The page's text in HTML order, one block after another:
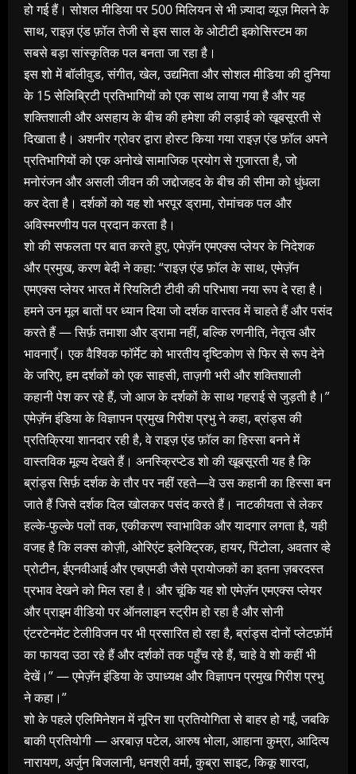
हो गई हैं। सोशल मीडिया पर 500 मिलियन से भी ज़्यादा व्यूज़ मिलने के
साथ, राइज़ एंड फ़ॉल तेजी से इस साल के ओटीटी इकोसिस्टम का
सबसे बड़ा सांस्कृतिक पल बनता जा रहा है।
इस शो में बॉलीवुड, संगीत, खेल, उद्यमिता और सोशल मीडिया की दुनिया
के 15 सेलिब्रिटी प्रतिभागियों को एक साथ लाया गया है और यह
शक्तिशाली और असहाय के बीच की हमेशा की लड़ाई को खूबसूरती से
दिखाता है। अशनीर ग्रोवर द्वारा होस्ट किया गया राइज़ एंड फ़ॉल अपने
प्रतिभागियों को एक अनोखे सामाजिक प्रयोग से गुजारता है, जो
मनोरंजन और असली जीवन की जद्दोजहद के बीच की सीमा को धुंधला
कर देता है। दर्शकों को यह शो भरपूर ड्रामा, रोमांचक पल और
अविस्मरणीय पल प्रदान करता है।
शो की सफलता पर बात करते हुए, एमेज़ॅन एमएक्स प्लेयर के निदेशक
और प्रमुख, करण बेदी ने कहा: “राइज़ एंड फ़ॉल के साथ, एमेज़ॅन
एमएक्स प्लेयर भारत में रियलिटी टीवी की परिभाषा नया रूप दे रहा है।
हमने उन मूल बातों पर ध्यान दिया जो दर्शक वास्तव में चाहते हैं और पसंद
करते हैं — सिर्फ़ तमाशा और ड्रामा नहीं, बल्कि रणनीति, नेतृत्व और
भावनाएँ। एक वैश्विक फॉर्मेट को भारतीय दृष्टिकोण से फिर से रूप देने
के जरिए, हम दर्शकों को एक साहसी, ताज़गी भरी और शक्तिशाली
कहानी पेश कर रहे हैं, जो आज के दर्शकों के साथ गहराई से जुड़ती है।”
एमेज़ॅन इंडिया के विज्ञापन प्रमुख गिरीश प्रभु ने कहा, ब्रांड्स की
प्रतिक्रिया शानदार रही है, वे राइज़ एंड फ़ॉल का हिस्सा बनने में
वास्तविक मूल्य देखते हैं। अनस्क्रिप्टेड शो की खूबसूरती यह है कि
ब्रांड्स सिर्फ़ दर्शक के तौर पर नहीं रहते—वे उस कहानी का हिस्सा बन
जाते हैं जिसे दर्शक दिल खोलकर पसंद करते हैं। नाटकीयता से लेकर
हल्के-फुल्के पलों तक, एकीकरण स्वाभाविक और यादगार लगता है, यही
वजह है कि लक्स कोज़ी, ओरिएंट इलेक्ट्रिक, हायर, पिंटोला, अवतार व्हे
प्रोटीन, ईएनवीआई और एचएमडी जैसे प्रायोजकों का इतना ज़बरदस्त
प्रभाव देखने को मिल रहा है। और चूंकि यह शो एमेज़ॅन एमएक्स प्लेयर
और प्राइम वीडियो पर ऑनलाइन स्ट्रीम हो रहा है और सोनी
एंटरटेनमेंट टेलीविजन पर भी प्रसारित हो रहा है, ब्रांड्स दोनों प्लेटफ़ॉर्म
का फायदा उठा रहे हैं और दर्शकों तक पहुँच रहे हैं, चाहे वे शो कहीं भी
देखें।” — एमेज़ॅन इंडिया के उपाध्यक्ष और विज्ञापन प्रमुख गिरीश प्रभु
ने कहा।”
शो के पहले एलिमिनेशन में नूरिन शा प्रतियोगिता से बाहर हो गईं, जबकि
बाकी प्रतियोगी — अरबाज़ पटेल, आरुष भोला, आहाना कुम्रा, आदित्य
नारायण, अर्जुन बिजलानी, धनश्री वर्मा, कुब्रा साइट, किकू शारदा,